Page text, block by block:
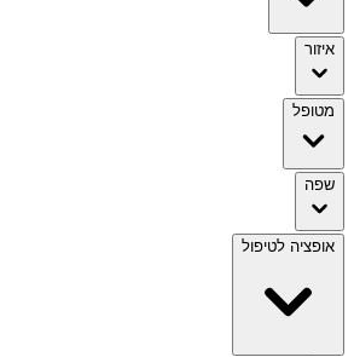
איזור
מטופל
שפה
אופציה לטיפול